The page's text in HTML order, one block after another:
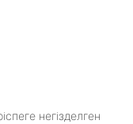
негізделген